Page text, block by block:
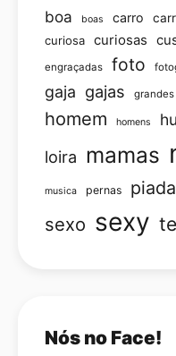
boa boas carro
curiosa curiosas
engraçadas foto
gaja gajas grandes
homem homens
loira mamas
musica pernas
sexo sexy
Nós no Face!